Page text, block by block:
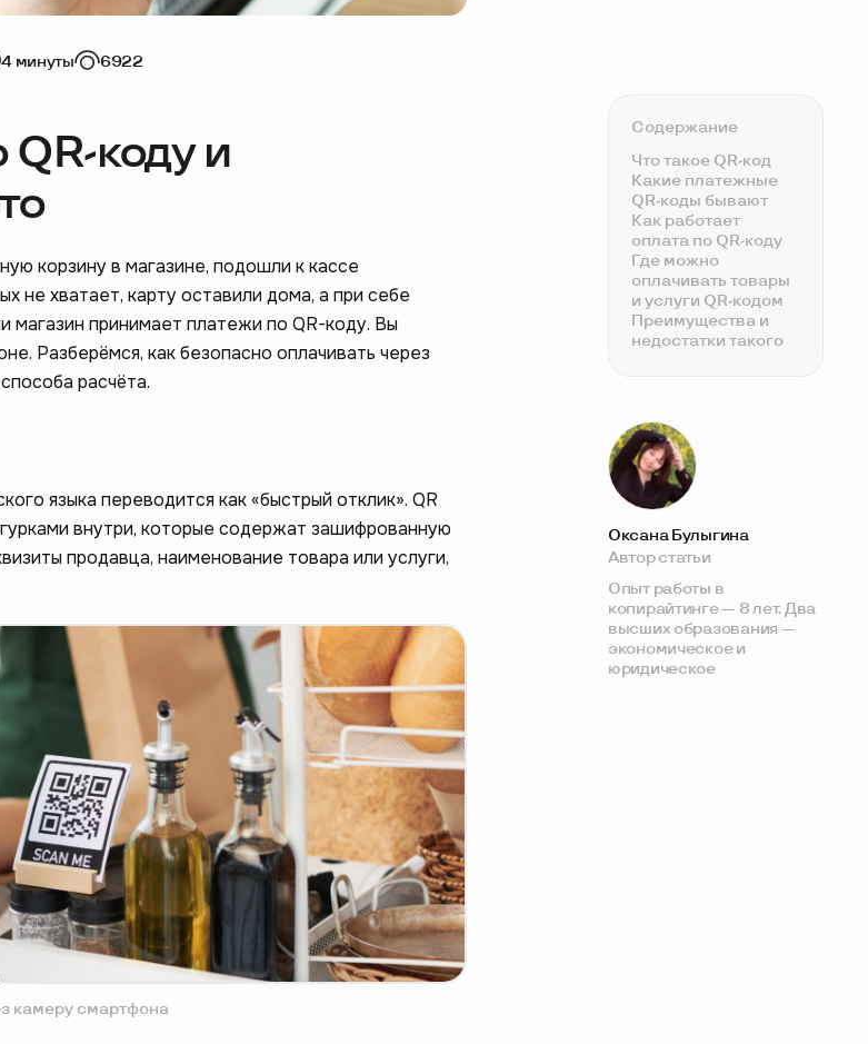
4 минуты
6922
коду и
корзину в магазине, подошли к кассе
не хватает, карту оставили дома, а при себе
магазин принимает платежи по QR-коду. Вы
Разберёмся, как безопасно оплачивать через
расчёта.
языка переводится как «быстрый отклик». QR
внутри, которые содержат зашифрованную
продавца, наименование товара или услуги,
камеру смартфона
Содержание
Что такое QR-код
Какие платежные
QR-коды бывают
Как работает
оплата по QR-коду
Где можно
оплачивать товары
и услуги QR-кодом
Преимущества и
недостатки такого
Оксана Булыгина
Автор статьи
Опыт работы в
копирайтинге — 8 лет. Два
высших образования —
экономическое и
юридическое